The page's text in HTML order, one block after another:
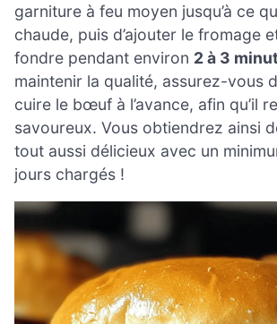
garniture à feu moyen jusqu’à ce
chaude, puis d’ajouter le fromage
fondre pendant environ 2 à 3
maintenir la qualité, assurez-vous
cuire le bœuf à l’avance, afin qu’il
savoureux. Vous obtiendrez ainsi
tout aussi délicieux avec un
jours chargés !